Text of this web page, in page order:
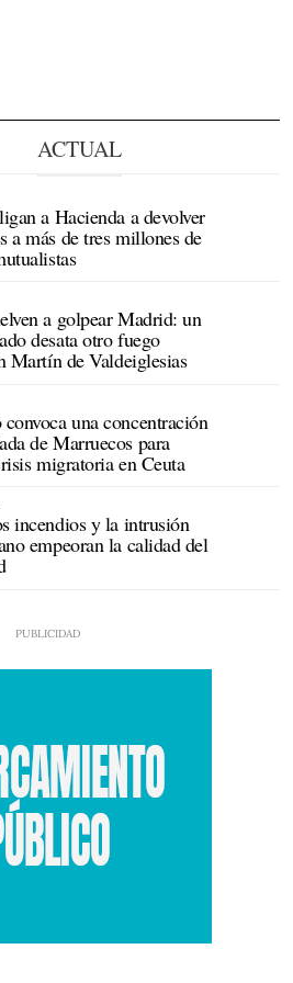
ACTUAL
a Hacienda a devolver
a más de tres millones de
a golpear Madrid: un
desata otro fuego
Martín de Valdeiglesias
una concentración
de Marruecos para
migratoria en Ceuta
incendios y la intrusión
empeoran la calidad del